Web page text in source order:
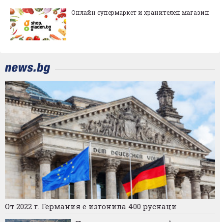
Онлайн супермаркет и хранителен магазин
От 2022 г. Германия е изгонила 400 руснаци